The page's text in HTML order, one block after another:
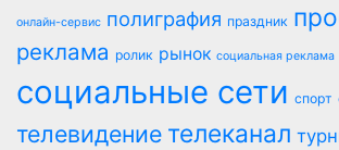
онлайн-сервис полиграфия праздник
реклама ролик рынок социальная реклама
социальные сети спорт
телевидение телеканал